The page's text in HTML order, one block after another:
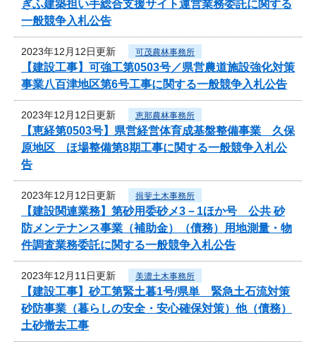
ぎふ建築担い手総合支援サイト運営業務委託に関する
一般競争入札公告
2023年12月12日更新 可茂農林事務所
【建設工事】可強工第0503号／県営農道施設強化対策
事業八百津地区第6号工事に関する一般競争入札公告
2023年12月12日更新 恵那農林事務所
【恵経第0503号】県営経営体育成基盤整備事業 久保
原地区 ほ場整備第8期工事に関する一般競争入札公
告
2023年12月12日更新 揖斐土木事務所
【建設関連業務】第砂用委砂メ3－1ほか号 公共 砂
防メンテナンス事業（補助金）（債務）用地測量・物
件調査業務委託に関する一般競争入札公告
2023年12月11日更新 美濃土木事務所
【建設工事】砂工第緊土暮1号/県単 緊急土石流対策
砂防事業（暮らしの安全・安心確保対策）他（債務）
土砂撤去工事